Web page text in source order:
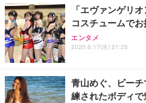
「エヴァンゲリ
コスチュームでお
エンタメ
2020.6.17(水) 21:25
青山めぐ、ビー
練されたボディで